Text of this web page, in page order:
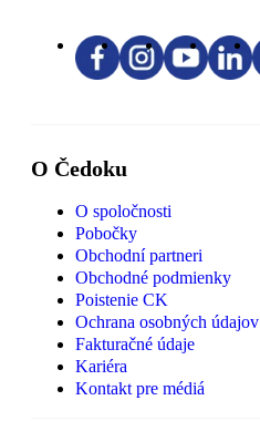
O Čedoku
O spoločnosti
Pobočky
Obchodní partneri
Obchodné podmienky
Poistenie CK
Ochrana osobných údajov
Fakturačné údaje
Kariéra
Kontakt pre médiá